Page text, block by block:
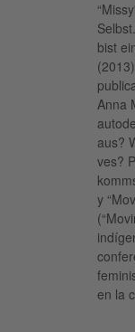
bist
Anna
aus?
ves?
y
en la